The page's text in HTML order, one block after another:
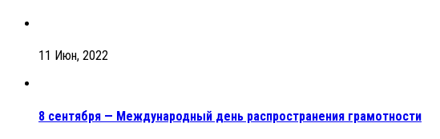
11 Июн, 2022
8 сентября — Международный день распространения грамотности